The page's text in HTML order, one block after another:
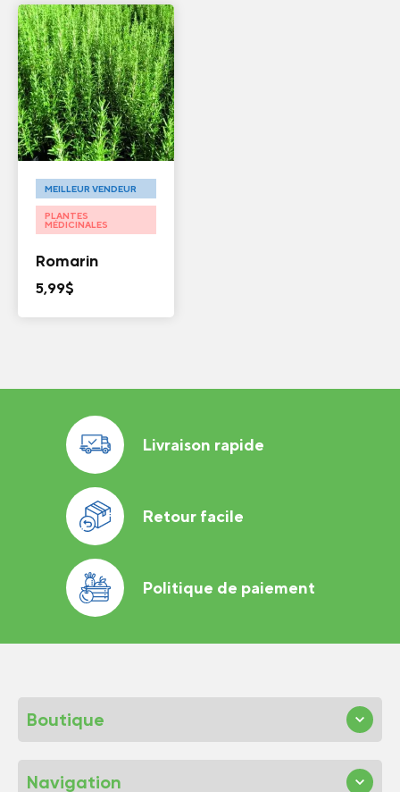
MEILLEUR VENDEUR
PLANTES
MÉDICINALES
Romarin
5,99$
Livraison rapide
Retour facile
Politique de paiement
Boutique
Navigation